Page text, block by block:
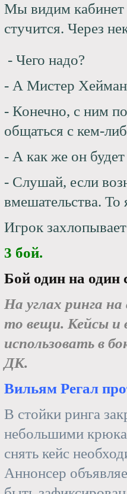
Мы видим кабинет
стучится. Через
- Чего надо?
- А Мистер Хейман
- Конечно, с ним
общаться с кем-
- А как же он будет
- Слушай, если
вмешательства.
Игрок
3 бой.
Бой один на один
На углах ринга
то вещи. Кейсы
использовать в
ДК.
Вильям Регал
В стойки ринга
небольшими
снять кейс
Аннонсер